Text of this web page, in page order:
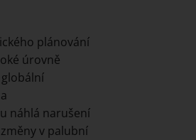
plánování
úrovně
náhlá narušení
v palubní